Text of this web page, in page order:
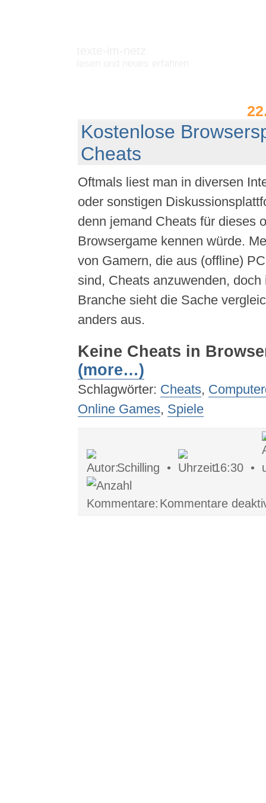
Kostenlose
Cheats
Oftmals liest man in diversen
oder sonstigen
denn jemand Cheats für dieses
Browsergame kennen würde.
von Gamern, die aus (offline)
sind, Cheats anzuwenden,
Branche sieht die Sache
anders aus.
Keine Cheats in
(more…)
Schlagwörter: Cheats,
Online Games, Spiele
Schilling • 16:30 •
Kommentare